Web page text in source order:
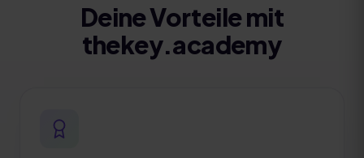
Deine Vorteile mit
thekey.academy